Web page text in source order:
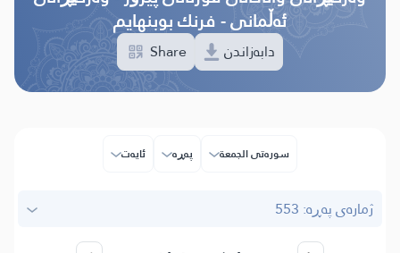
ئەڵمانی - فرنك بوبنهایم
دابەزاندن Share
سوره‌تی الجمعة پەڕە ئایه‌ت
ژمارەی پەڕە: 553